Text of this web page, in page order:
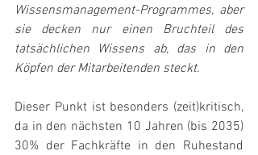
Wissensmanagement-Programmes, aber
sie decken nur einen Bruchteil des
tatsächlichen Wissens ab, das in den
Köpfen der Mitarbeitenden steckt.
Dieser Punkt ist besonders (zeit)kritisch,
da in den nächsten 10 Jahren (bis 2035)
30% der Fachkräfte in den Ruhestand